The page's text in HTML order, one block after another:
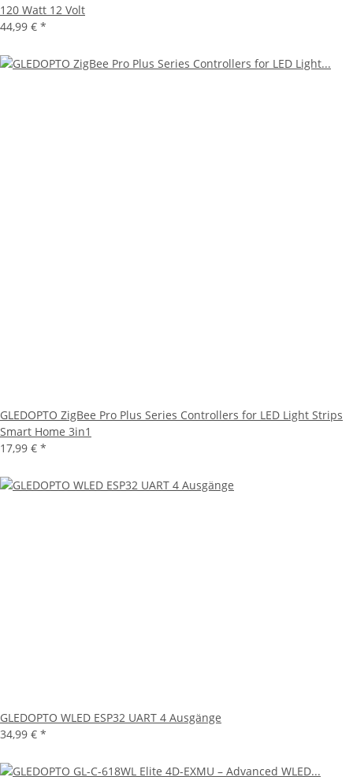
120 Watt 12 Volt
44,99 € *
GLEDOPTO ZigBee Pro Plus Series Controllers for LED Light Strips
Smart Home 3in1
17,99 € *
GLEDOPTO WLED ESP32 UART 4 Ausgänge
34,99 € *